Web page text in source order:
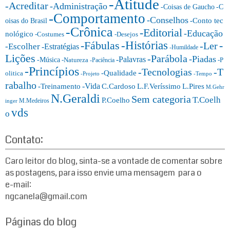
r
i
a
s:
-Acreditar-Administração -Atitude -Coisas de Gaucho -C
oisas do Brasil -Comportamento -Conselhos-Conto tec
nológico -Costumes -Crônica -Desejos -Editorial-Educação
-Escolher-Estratégias-Fábulas-Histórias -Humildade -Ler-
Lições -Música -Natureza -Paciência -Palavras-Parábola-Piadas -P
olitica -Princípios -Projeto -Qualidade -Tecnologias -Tempo -T
rabalho-Treinamento -VidaC.Cardoso L.F.Veríssimo L.Pires M.Gehr
inger M.Medeiros N.GeraldiP.Coelho Sem categoriaT.Coelh
o vds
Contato:
Caro leitor do blog, sinta-se a vontade de comentar sobre
as postagens, para isso envie uma mensagem para o
e-mail:
ngcanela@gmail.com
Páginas do blog